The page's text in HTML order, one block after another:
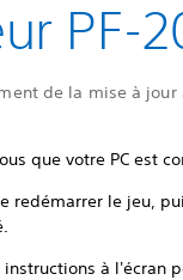
PF-
de la mise à jour
que votre PC est
redémarrer le jeu,
instructions à l'écran